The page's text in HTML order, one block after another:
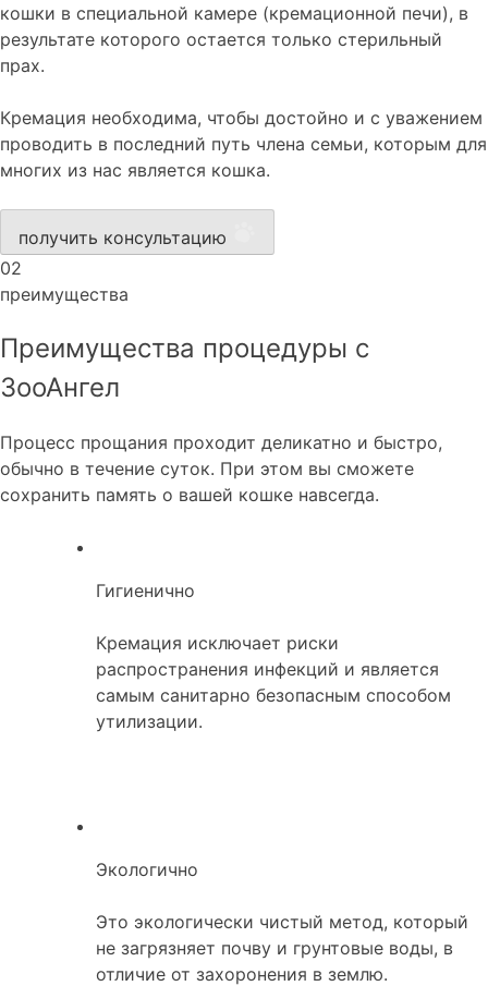
кошки в специальной камере (кремационной печи), в
результате которого остается только стерильный
прах.
Кремация необходима, чтобы достойно и с уважением
проводить в последний путь члена семьи, которым для
многих из нас является кошка.
получить консультацию
02
преимущества
Преимущества процедуры с
ЗооАнгел
Процесс прощания проходит деликатно и быстро,
обычно в течение суток. При этом вы сможете
сохранить память о вашей кошке навсегда.
Гигиенично
Кремация исключает риски
распространения инфекций и является
самым санитарно безопасным способом
утилизации.
Экологично
Это экологически чистый метод, который
не загрязняет почву и грунтовые воды, в
отличие от захоронения в землю.